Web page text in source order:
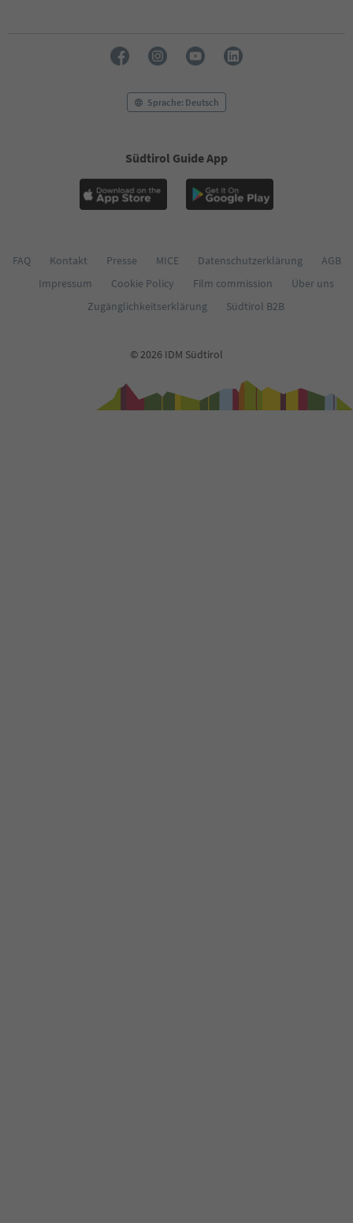
Sprache: Deutsch
Südtirol Guide App
FAQ Kontakt Presse MICE Datenschutzerklärung
AGB
Impressum
Cookie Policy Film commission
Über uns
Zugänglichkeitserklärung
Südtirol B2B
© 2026 IDM Südtirol